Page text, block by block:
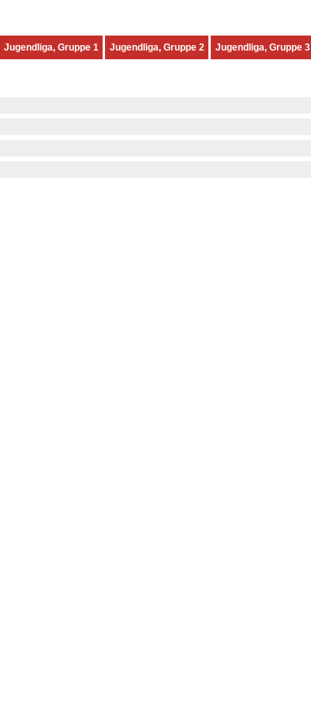
Jugendliga, Gruppe 1 Jugendliga, Gruppe 2 Jugendliga, Gruppe 3